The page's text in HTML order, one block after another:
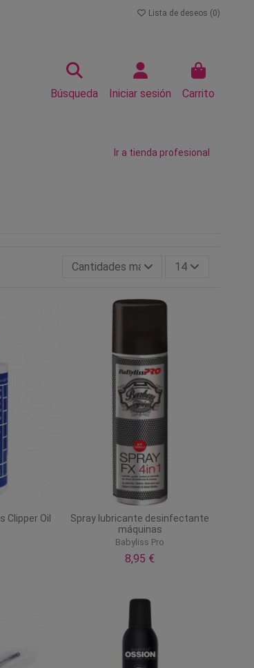
Lista de deseos (0)
Búsqueda Iniciar sesión Carrito
Ir a tienda profesional
Cantidades más grandes primero
14
Clipper Oil
Spray lubricante desinfectante
máquinas
Babyliss Pro
8,95 €